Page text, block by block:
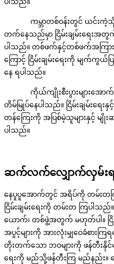
ပါသည်။
ကမ္ဘာတစ်ဝန်းတွင် ယင်းကဲ့သို့ ပဋိပ
တက်နေသည်မှာ ငြိမ်းချမ်းရေးအတွ
ပါသည်။ တစ်ဖက်နှင့်တစ်ဖက်အကြား အ
ကြောင့် ငြိမ်းချမ်းရေးကို မျက်ကွ
နေ ရပါသည်။
ကိုယ်ကျိုးစီးပွားများအောက်တွင်
တိမ်မြုပ်နေပါသည်။ ငြိမ်းချမ်းရေ
တန်ကြေးကို အပြစ်မဲ့သူများနှင့် မ
ပါသည်။
ဆက်လက်လျှောက်လှမ်းရ
နေပူပူအောက်တွင် အရိပ်ကို တမ်းတ
ငြိမ်းချမ်းရေးကို တမ်းတ ကြပါသ
ယောက်၊ တစ်ဖွဲ့အတွက် မဟုတ်ပါ။ ငြိ
အပွင့်များကို အားလုံးမျှဝေခံစားကြ
တိုးတက်သော ဘဝများကို ဖန်တီးနိုင်
ရေးကို မည်သို့ဖန်တီးကြ မည်နည်း။ အေ